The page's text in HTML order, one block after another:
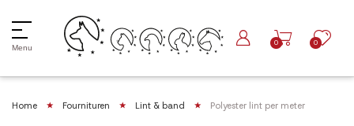
Menu
0 0
Home Fournituren Lint & band Polyester lint per meter